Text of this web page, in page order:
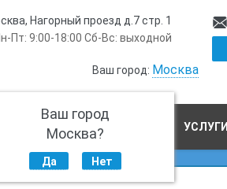
Нагорный проезд д.7 стр. 1
Пт: 9:00-18:00 Сб-Вс: выходной
Ваш город: Москва
Ваш город
Москва?
Да Нет
ПРОИЗВОДСТВО УСЛУГИ